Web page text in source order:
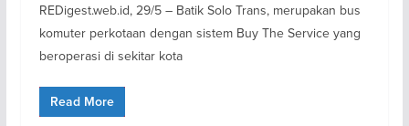
REDigest.web.id, 29/5 – Batik Solo Trans, merupakan bus
komuter perkotaan dengan sistem Buy The Service yang
beroperasi di sekitar kota
Read More